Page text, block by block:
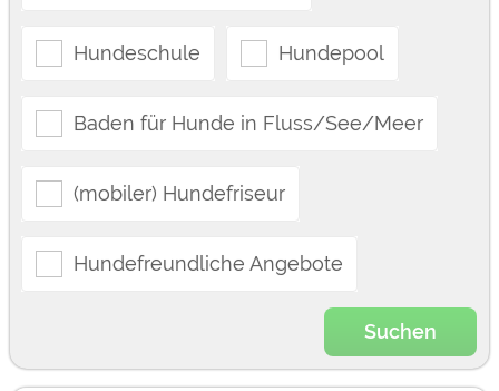
Hundeschule Hundepool
Baden für Hunde in Fluss/See/Meer
(mobiler) Hundefriseur
Hundefreundliche Angebote
Suchen